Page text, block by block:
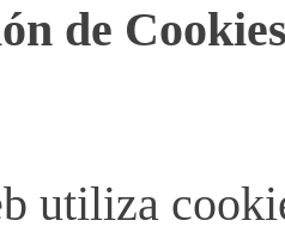
de
utiliza